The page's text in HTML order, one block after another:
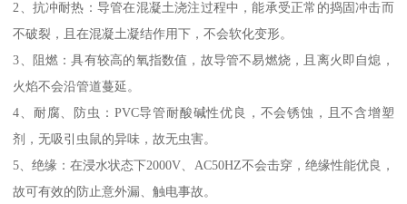
2、抗冲耐热：导管在混凝土浇注过程中，能承受正常的捣固冲击而
不破裂，且在混凝土凝结作用下，不会软化变形。
3、阻燃：具有较高的氧指数值，故导管不易燃烧，且离火即自熄，
火焰不会沿管道蔓延。
4、耐腐、防虫：PVC导管耐酸碱性优良，不会锈蚀，且不含增塑
剂，无吸引虫鼠的异味，故无虫害。
5、绝缘：在浸水状态下2000V、AC50HZ不会击穿，绝缘性能优良，
故可有效的防止意外漏、触电事故。